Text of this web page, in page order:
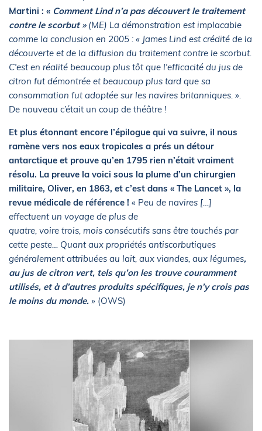
Martini : « Comment Lind n’a pas découvert le traitement
contre le scorbut » (ME) La démonstration est implacable
comme la conclusion en 2005 : « James Lind est crédité de la
découverte et de la diffusion du traitement contre le scorbut.
C'est en réalité beaucoup plus tôt que l'efficacité du jus de
citron fut démontrée et beaucoup plus tard que sa
consommation fut adoptée sur les navires britanniques. ».
De nouveau c’était un coup de théâtre !
Et plus étonnant encore l’épilogue qui va suivre, il nous
ramène vers nos eaux tropicales a prés un détour
antarctique et prouve qu’en 1795 rien n’était vraiment
résolu. La preuve la voici sous la plume d’un chirurgien
militaire, Oliver, en 1863, et c’est dans « The Lancet », la
revue médicale de référence ! « Peu de navires […]
effectuent un voyage de plus de
quatre, voire trois, mois consécutifs sans être touchés par
cette peste… Quant aux propriétés antiscorbutiques
généralement attribuées au lait, aux viandes, aux légumes,
au jus de citron vert, tels qu’on les trouve couramment
utilisés, et à d’autres produits spécifiques, je n’y crois pas
le moins du monde. » (OWS)